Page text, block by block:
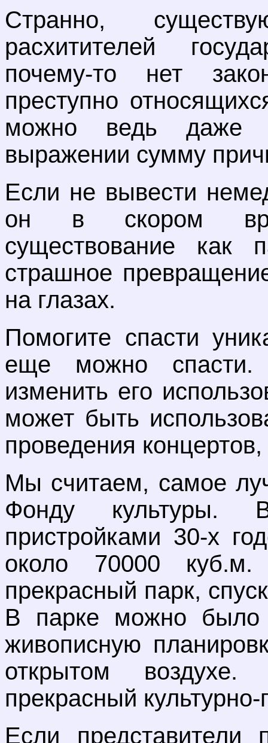
Странно,
расхитителей
почему-то нет
преступно
можно ведь даже
выражении сумму
Если не вывести
он в скором
существование как
страшное
на глазах.
Помогите спасти
еще можно спасти.
изменить его
может быть
проведения
Мы считаем, самое
Фонду культуры.
пристройками 30-х
около 70000 куб.м.
прекрасный парк,
В парке можно было
живописную
открытом
прекрасный
Если представители